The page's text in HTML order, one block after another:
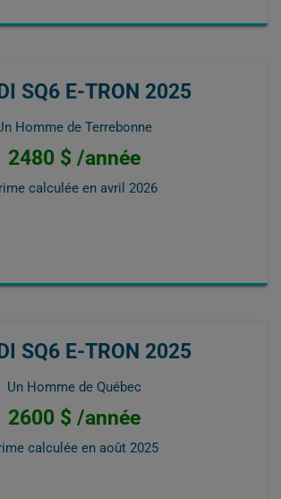
SQ6 E-TRON 2025
Homme de Terrebonne
2480 $ /année
calculée en avril 2026
SQ6 E-TRON 2025
Un Homme de Québec
2600 $ /année
calculée en août 2025